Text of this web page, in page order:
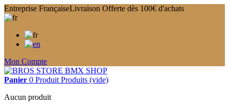
Entreprise FrançaiseLivraison Offerte dès 100€ d'achats
Mon Compte
Panier 0 Produit Produits (vide)
Aucun produit